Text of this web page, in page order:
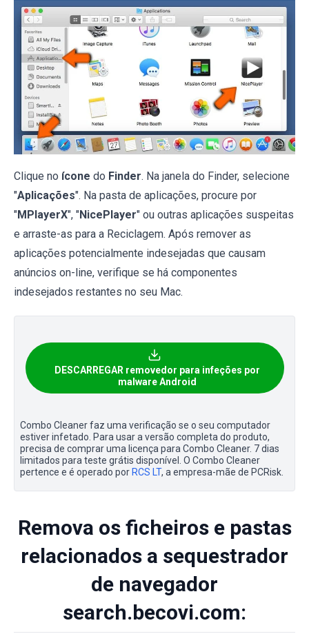
Clique no ícone do Finder. Na janela do Finder, selecione
"Aplicações". Na pasta de aplicações, procure por
"MPlayerX", "NicePlayer" ou outras aplicações suspeitas
e arraste-as para a Reciclagem. Após remover as
aplicações potencialmente indesejadas que causam
anúncios on-line, verifique se há componentes
indesejados restantes no seu Mac.
DESCARREGAR removedor para infeções por
malware Android
Combo Cleaner faz uma verificação se o seu computador
estiver infetado. Para usar a versão completa do produto,
precisa de comprar uma licença para Combo Cleaner. 7 dias
limitados para teste grátis disponível. O Combo Cleaner
pertence e é operado por RCS LT, a empresa-mãe de PCRisk.
Remova os ficheiros e pastas
relacionados a sequestrador
de navegador
search.becovi.com: